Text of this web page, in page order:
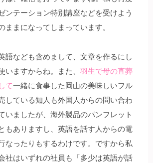
ンテーション特別講座などを受けよう
ままになってしまっています。
語なども含めまして、文章を作るにし
いますからね。また、 羽生で母の直葬
て一緒に食事した岡山の美味しいフル
している知人も外国人からの問い合わ
いましたが、海外製品のパンフレット
もありますし、英語を話す人からの電
なったりもするわけです。ですから私
社はいずれの社員も「多少は英語が話